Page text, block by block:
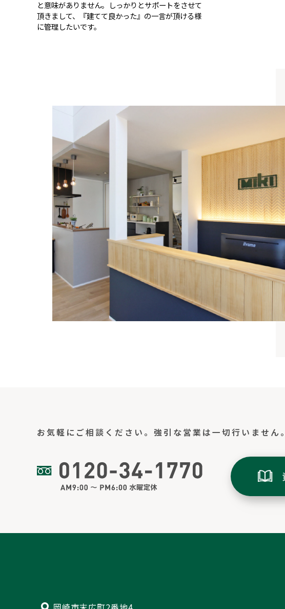
と意味がありません。しっかりとサポートをさせて
頂きまして、『建てて良かった』の一言が頂ける様
に管理したいです。
お気軽にご相談ください。 強引な営業は一切行いません。